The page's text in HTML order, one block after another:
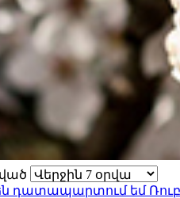
դատապարտում եմ